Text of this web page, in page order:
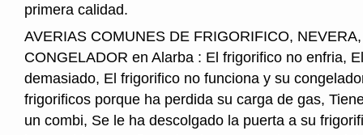
primera calidad.
AVERIAS COMUNES DE FRIGORIFICO,
CONGELADOR en Alarba : El frigorifico no enfria,
demasiado, El frigorifico no funciona y su
frigorificos porque ha perdida su carga de gas,
un combi, Se le ha descolgado la puerta a su